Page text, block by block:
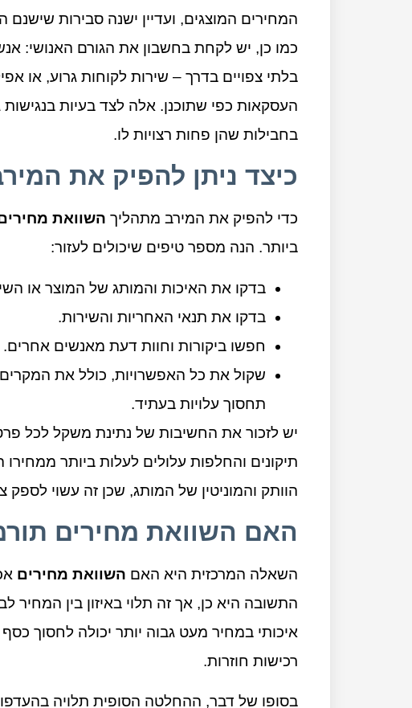
המחירים המוצגים, ועדיין ישנה סבירות
כמו כן, יש לקחת בחשבון את הגורם האנושי:
בלתי צפויים בדרך – שירות לקוחות גרוע, או
העסקאות כפי שתוכנן. אלה לצד בעיות בנגישות
בחבילות שהן פחות רצויות לו.
כיצד ניתן להפיק את
כדי להפיק את המירב מתהליך השוואת
ביותר. הנה מספר טיפים שיכולים לעזור:
בדקו את האיכות והמותג של המוצר או
בדקו את תנאי האחריות והשירות.
חפשו ביקורות וחוות דעת מאנשים אחרים.
שקול את כל האפשרויות, כולל את
תחסוך עלויות בעתיד.
יש לזכור את החשיבות של נתינת משקל לכל
תיקונים והחלפות עלולים לעלות ביותר
הוותק והמוניטין של המותג, שכן זה עשוי
האם השוואת מחירים
השאלה המרכזית היא האם השוואת מחירים
התשובה היא כן, אך זה תלוי באיזון בין המחיר
איכותי במחיר מעט גבוה יותר יכולה לחסוך
רכישות חוזרות.
בסופו של דבר, ההחלטה הסופית תלויה